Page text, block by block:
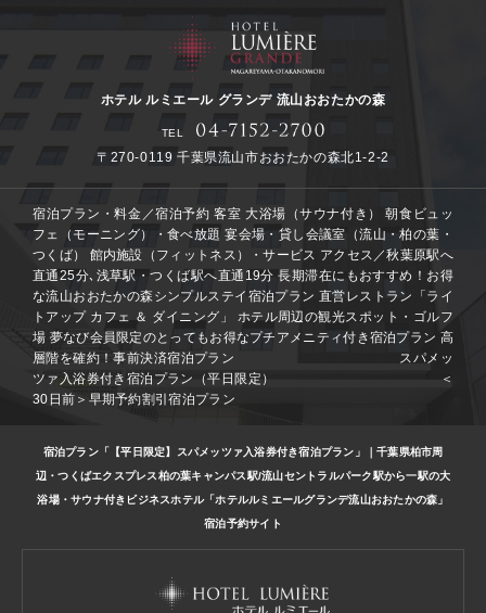
宿泊プラン「【平日限定】スパメッツァ入浴券付き宿泊プラン」｜千葉県柏市周
辺・つくばエクスプレス柏の葉キャンパス駅/流山セントラルパーク駅から一駅の大
浴場・サウナ付きビジネスホテル「ホテルルミエールグランデ流山おおたかの森」
宿泊予約サイト
ホテル ルミエール グランデ 流山おおたかの森
TEL
〒270-0119 千葉県流山市おおたかの森北1-2-2
宿泊プラン・料金／宿泊予約 客室 大浴場（サウナ付き）
朝食ビュッ
フェ（モーニング）・食べ放題 宴会場・貸し会議室（流山・柏の葉・
つくば）
館内施設（フィットネス）・サービス アクセス／秋葉原駅へ
直通25分､浅草駅・つくば駅へ直通19分 長期滞在にもおすすめ！お得
な流山おおたかの森シンプルステイ宿泊プラン 直営レストラン「ライ
トアップ カフェ ＆ ダイニング」
ホテル周辺の観光スポット・ゴルフ
場 夢なび会員限定のとってもお得なプチアメニティ付き宿泊プラン 高
層階を確約！事前決済宿泊プラン
スパメッ
ツァ入浴券付き宿泊プラン（平日限定）
＜
30日前＞早期予約割引宿泊プラン